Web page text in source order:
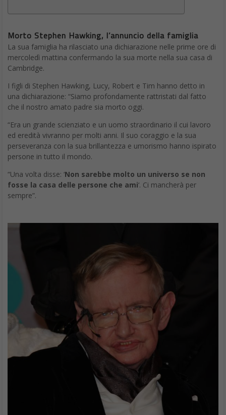
Morto Stephen Hawking, l’annuncio della famiglia
La sua famiglia ha rilasciato una dichiarazione nelle prime ore di
mercoledì mattina confermando la sua morte nella sua casa di
Cambridge.
I figli di Stephen Hawking, Lucy, Robert e Tim hanno detto in
una dichiarazione: “Siamo profondamente rattristati dal fatto
che il nostro amato padre sia morto oggi.
“Era un grande scienziato e un uomo straordinario il cui lavoro
ed eredità vivranno per molti anni. Il suo coraggio e la sua
perseveranza con la sua brillantezza e umorismo hanno ispirato
persone in tutto il mondo.
“Una volta disse: ‘Non sarebbe molto un universo se non
fosse la casa delle persone che ami‘. Ci mancherà per
sempre”.